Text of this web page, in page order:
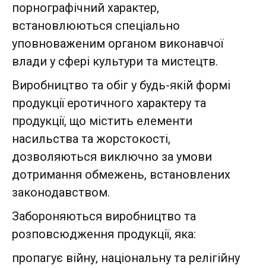
порнографічний характер,
встановлюються спеціально
уповноваженим органом виконавчої
влади у сфері культури та мистецтв.
Виробництво та обіг у будь-якій формі
продукції еротичного характеру та
продукції, що містить елементи
насильства та жорстокості,
дозволяються виключно за умови
дотримання обмежень, встановлених
законодавством.
Забороняються виробництво та
розповсюдження продукції, яка:
пропагує війну, національну та релігійну